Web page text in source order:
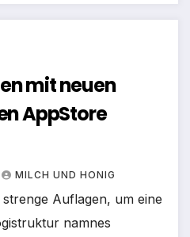
mit neuen
AppStore
MILCH UND HONIG
Auflagen, um eine
namnes